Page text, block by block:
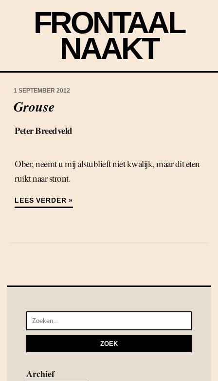
FRONTAAL
NAAKT
1 SEPTEMBER 2012
Grouse
Peter Breedveld
Ober, neemt u mij alstublieft niet kwalijk, maar dit eten
ruikt naar stront.
LEES VERDER »
Archief